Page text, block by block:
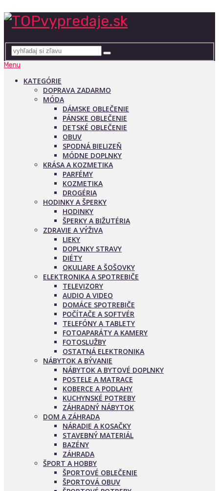
Menu
KATEGÓRIE
DOPRAVA ZADARMO
MÓDA
DÁMSKE OBLEČENIE
PÁNSKE OBLEČENIE
DETSKÉ OBLEČENIE
OBUV
SPODNÁ BIELIZEŇ
MÓDNE DOPLNKY
KRÁSA A KOZMETIKA
PARFÉMY
KOZMETIKA
DROGÉRIA
HODINKY A ŠPERKY
HODINKY
ŠPERKY A BIŽUTÉRIA
ZDRAVIE A VÝŽIVA
LIEKY
DOPLNKY STRAVY
DIÉTY
OKULIARE A ŠOŠOVKY
ELEKTRONIKA A SPOTREBIČE
TELEVIZORY
AUDIO A VIDEO
DOMÁCE SPOTREBIČE
POČÍTAČE A SOFTVÉR
TELEFÓNY A TABLETY
FOTOAPARÁTY A KAMERY
FOTOSLUŽBY
OSTATNÁ ELEKTRONIKA
NÁBYTOK A BÝVANIE
NÁBYTOK A BYTOVÉ DOPLNKY
POSTELE A MATRACE
KOBERCE A PODLAHY
KUCHYNSKÉ POTREBY
ZÁHRADNÝ NÁBYTOK
DOM A ZÁHRADA
NÁRADIE A KOSAČKY
STAVEBNÝ MATERIÁL
BAZÉNY
ZÁHRADA
ŠPORT A HOBBY
ŠPORTOVÉ OBLEČENIE
ŠPORTOVÁ OBUV